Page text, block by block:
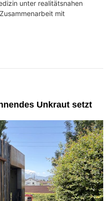
unter realitätsnahen
mit
Unkraut setzt